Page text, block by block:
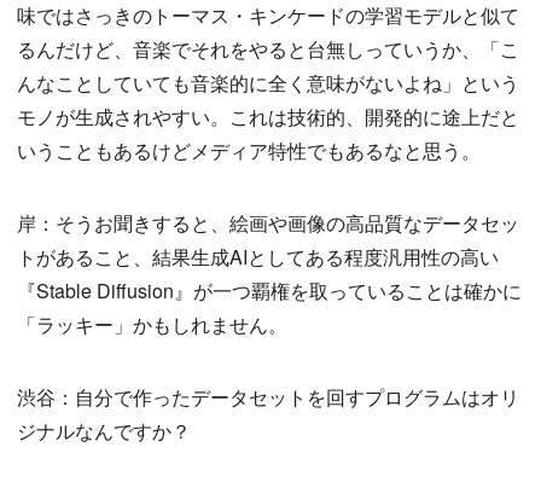
味ではさっきのトーマス・キンケードの学習モデルと似て
るんだけど、音楽でそれをやると台無しっていうか、「こ
んなことしていても音楽的に全く意味がないよね」という
モノが生成されやすい。これは技術的、開発的に途上だと
いうこともあるけどメディア特性でもあるなと思う。
岸：そうお聞きすると、絵画や画像の高品質なデータセッ
トがあること、結果生成AIとしてある程度汎用性の高い
『Stable Diffusion』が一つ覇権を取っていることは確かに
「ラッキー」かもしれません。
渋谷：自分で作ったデータセットを回すプログラムはオリ
ジナルなんですか？